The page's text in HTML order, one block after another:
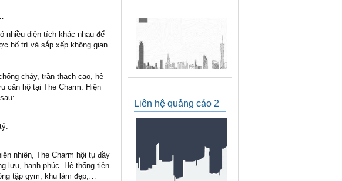
nhiều diện tích khác nhau để
bố trí và sắp xếp không gian
cháy, trần thạch cao, hệ
căn hộ tại The Charm. Hiện
nhiên, The Charm hội tụ đầy
lưu, hạnh phúc. Hệ thống tiện
tập gym, khu làm đẹp,…
Liên hệ quảng cáo 2